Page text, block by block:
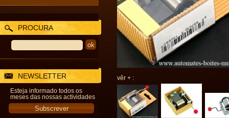
PROCURA
NEWSLETTER
Esteja informado todos os
meses das nossas actividades
vêr + :